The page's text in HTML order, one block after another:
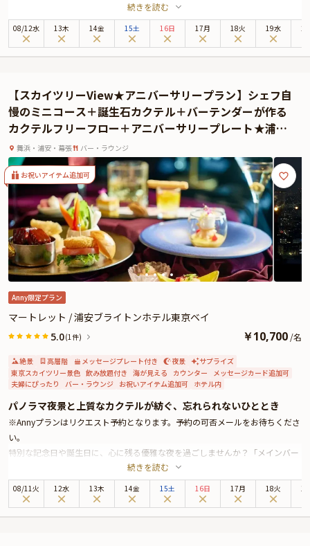
本格江戸前鮨を味わえると話題の一軒です。
今回ご紹介するのは、大切な記念日や誕生日のお祝いにふさわしい、特別なデ
ィナープラン。赤酢を絶妙に利かせたこだわりのシャリに、東京湾の地魚や旬
まかせとなります）
お席は、完全個室またはカウンター席のいずれかにご案内いたします。どちら
のお席でも、それぞれに異なる魅力があり、個室ではプライベートな空間でゆ
ったりと、カウンター席では職人の技を間近で楽しみながら、臨場感あふれる
ひとときをお過ごしいただけます。なお、個室の事前確約をご利用の場合に
は、別途 個室指定料を頂戴しておりますので、あらかじめご了承ください。
料理長のおまかせで構成されるコースは、食材の魅力を最大限に引き出し、流
れるように美味が展開していきます。お祝いの席にふさわしい華やかさととも
に、心に残る味わいをご堪能ください。
また、追加料金にて花束のご用意も可能です。サプライズ演出や感謝の気持ち
を伝える贈り物として、心に残るワンシーンを演出します。心を尽くしたおも
てなしと共に、忘れられないディナータイムをお楽しみください。
さらに本プランでは、有料オプションでアニバーサリーにぴったりなギフト・
カスタマイズ可能なメッセージカードなどを付けられます。メッセージカード
は着席時に、ギフトはデザートタイムにご予約主様にお渡しいたしますので、
サプライズにお役立てください。詳しくは、本ページ中段の「お祝いアイテ
ム」の欄でお選び頂けます。
続きを読む
08/12水 13木 14金 15土 16日 17月 18火 19水
【スカイツリーView★アニバーサリープラン】シェフ自
慢のミニコース＋誕生石カクテル＋バーテンダーが作る
カクテルフリーフロー＋アニバーサリープレート★浦安
ブライトンホテル東京ベイ最上階のバーで過ごす洗練さ
れた大人のアニバーサリー
舞浜・浦安・幕張 バー・ラウンジ
お祝いアイテム追加可
Anny限定プラン
マートレット / 浦安ブライトンホテル東京ベイ
5.0(1件) ￥10,700 /名
絶景 高層階 メッセージプレート付き 夜景
サプライズ
東京スカイツリー景色 飲み放題付き 海が見える カウンター
メッセージカード追加可
夫婦にぴったり
バー・ラウンジ お祝いアイテム追加可 ホテル内
パノラマ夜景と上質なカクテルが紡ぐ、忘れられないひととき
※Annyプランはリクエスト予約となります。予約の可否メールをお待ちくださ
い。
特別な記念日や誕生日に、心に残る優雅な夜を過ごしませんか？「メインバー
マートレット」は、浦安ブライトンホテル東京ベイの最上階に位置するオーセ
ンティックバー。眼下には煌めくパノラマ夜景が広がり、洗練されたカクテル
や美食とともに、大人のための贅沢なひとときを提供します。
続きを読む
08/11火 12水 13木 14金 15土 16日 17月 18火